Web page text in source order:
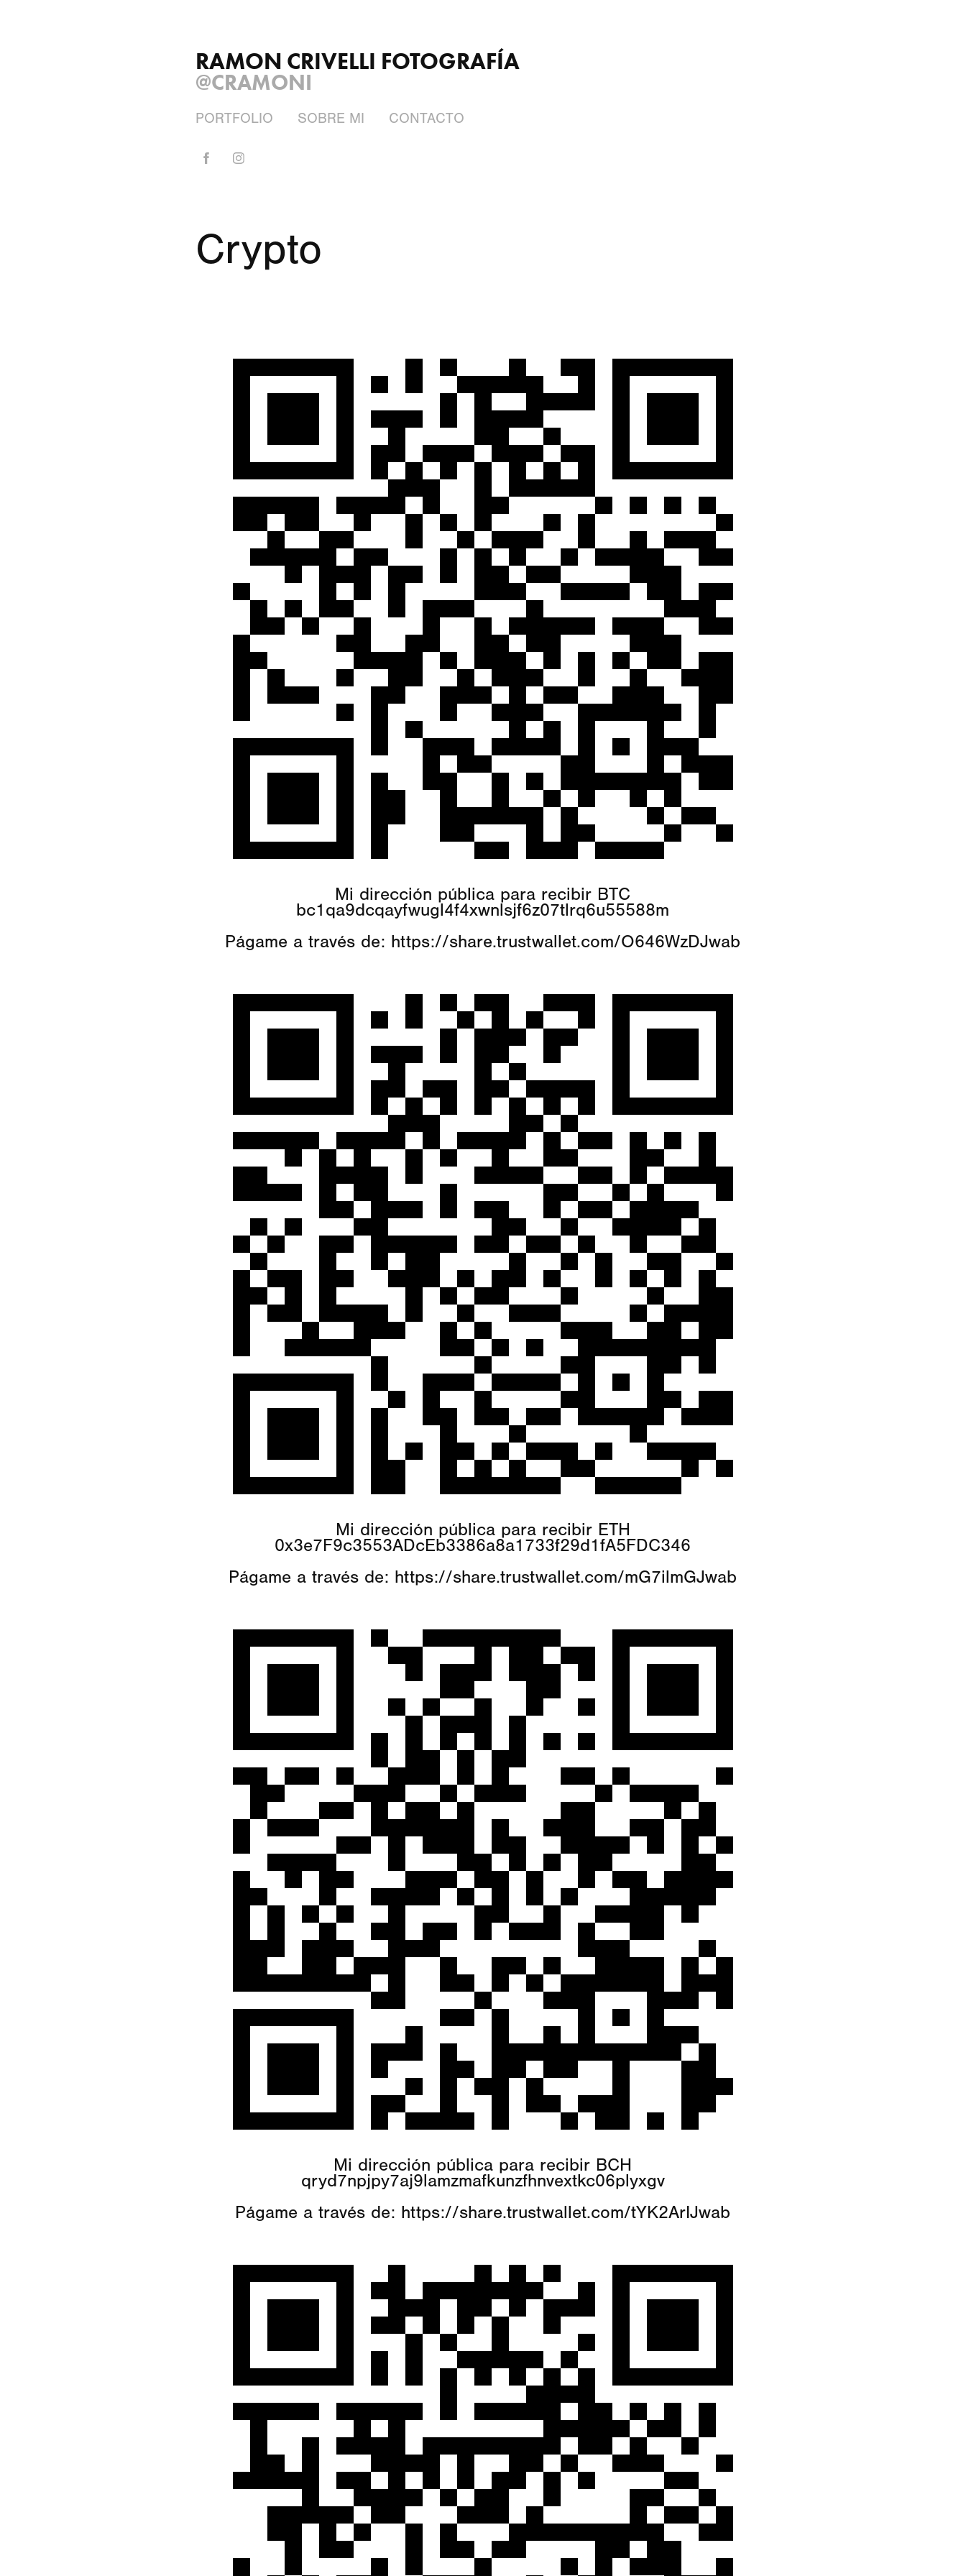
RAMON CRIVELLI FOTOGRAFÍA
@CRAMONI
PORTFOLIO SOBRE MI CONTACTO
Crypto
Mi dirección pública para recibir BTC
bc1qa9dcqayfwugl4f4xwnlsjf6z07tlrq6u55588m
Págame a través de: https://share.trustwallet.com/O646WzDJwab
Mi dirección pública para recibir ETH
0x3e7F9c3553ADcEb3386a8a1733f29d1fA5FDC346
Págame a través de: https://share.trustwallet.com/mG7ilmGJwab
Mi dirección pública para recibir BCH
qryd7npjpy7aj9lamzmafkunzfhnvextkc06plyxgv
Págame a través de: https://share.trustwallet.com/tYK2ArIJwab